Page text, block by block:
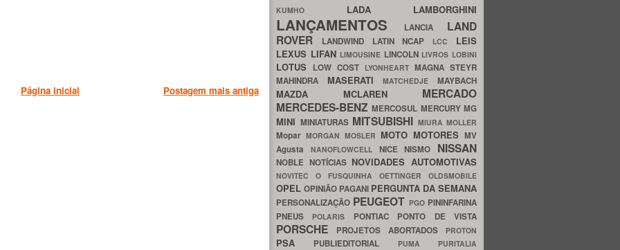
Postagem mais antiga
Página inicial
KUMHO LADA LAMBORGHINI
LANÇAMENTOS LANCIA LAND
ROVER
LANDWIND LATIN NCAP LCC LEIS
LEXUS LIFAN LIMOUSINE LINCOLN LIVROS LOBINI
LOTUS LOW COST LYONHEART MAGNA STEYR
MAHINDRA MASERATIMATCHEDJEMAYBACH
MAZDA MCLAREN MERCADO
MERCEDES-BENZMERCOSUL MERCURYMG
MINI MINIATURAS MITSUBISHI MIURA MOLLER
Mopar MORGAN MOSLER MOTO MOTORES MV
Agusta NANOFLOWCELL NICENISMO NISSAN
NOBLE NOTÍCIAS NOVIDADES AUTOMOTIVAS
NOVITEC O FUSQUINHA OETTINGER OLDSMOBILE
OPEL OPINIÃO PAGANI PERGUNTA DA SEMANA
PERSONALIZAÇÃO PEUGEOT PGO PININFARINA
PNEUS
POLARIS PONTIAC PONTO DE VISTA
PORSCHE PROJETOS ABORTADOS PROTON
PSA PUBLIEDITORIAL PUMA PURITALIA